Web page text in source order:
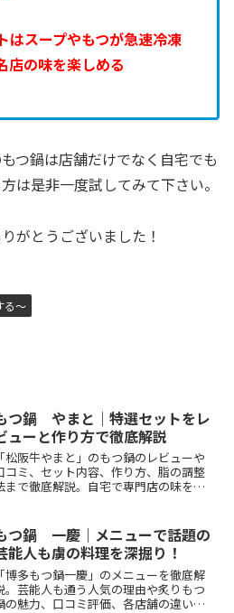
はスープやもつが急速冷凍
店の味を楽しめる
つ鍋は店舗だけでなく自宅でも
は是非一度試してみて下さい。
がとうございました！
る～
つ鍋 やまと｜特選セットをレ
ューと作り方で徹底解説
「松阪牛やまと」のもつ鍋のレビューや
コミ、セット内容、作り方、脂の調整
まで徹底解説。自宅で専門店の味を手
つ鍋 一慶｜メニューで話題の
能人も虜の料理を深掘り！
「博多もつ鍋一慶」のメニューを徹底解
。芸能人も通う人気の理由や炙りもつ
の魅力、口コミ評価、各店舗の違いま